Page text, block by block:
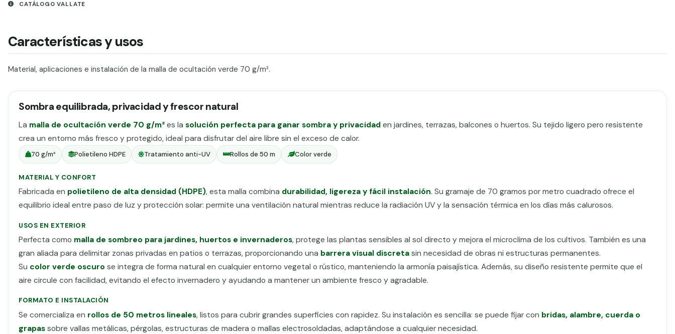
CATÁLOGO VALLATE
Características y usos
Material, aplicaciones e instalación de la malla de ocultación verde 70 g/m².
Sombra equilibrada, privacidad y frescor natural
La malla de ocultación verde 70 g/m²es la solución perfecta para ganar sombra y privacidaden jardines, terrazas, balcones o huertos. Su tejido ligero pero resistente
crea un entorno más fresco y protegido, ideal para disfrutar del aire libre sin el exceso de calor.
70 g/m² Polietileno HDPE Tratamiento anti-UV Rollos de 50 m Color verde
MATERIAL Y CONFORT
Fabricada en polietileno de alta densidad (HDPE), esta malla combina durabilidad, ligereza y fácil instalación. Su gramaje de 70 gramos por metro cuadrado ofrece el
equilibrio ideal entre paso de luz y protección solar: permite una ventilación natural mientras reduce la radiación UV y la sensación térmica en los días más calurosos.
USOS EN EXTERIOR
Perfecta como malla de sombreo para jardines, huertos e invernaderos, protege las plantas sensibles al sol directo y mejora el microclima de los cultivos. También es una
gran aliada para delimitar zonas privadas en patios o terrazas, proporcionando una barrera visual discretasin necesidad de obras ni estructuras permanentes.
Su color verde oscuro se integra de forma natural en cualquier entorno vegetal o rústico, manteniendo la armonía paisajística. Además, su diseño resistente permite que el
aire circule con facilidad, evitando el efecto invernadero y ayudando a mantener un ambiente fresco y agradable.
FORMATO E INSTALACIÓN
Se comercializa en rollos de 50 metros lineales, listos para cubrir grandes superficies con rapidez. Su instalación es sencilla: se puede fijar con bridas, alambre, cuerda o
grapassobre vallas metálicas, pérgolas, estructuras de madera o mallas electrosoldadas, adaptándose a cualquier necesidad.